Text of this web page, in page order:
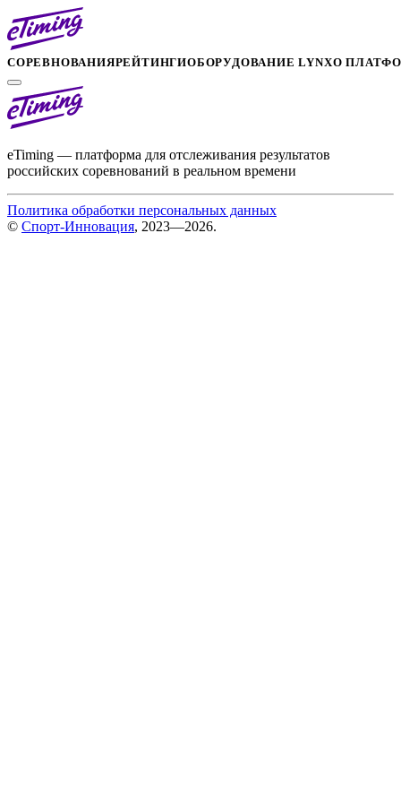
СОРЕВНОВАНИЯРЕЙТИНГИОБОРУДОВАНИЕ LYNXО
eTiming — платформа для отслеживания результатов
российских соревнований в реальном времени
Политика обработки персональных данных
© Спорт-Инновация, 2023—2026.